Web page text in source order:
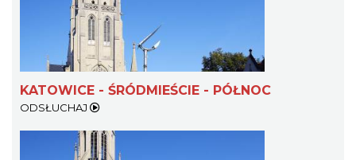
KATOWICE - ŚRÓDMIEŚCIE - PÓŁNOC
ODSŁUCHAJ